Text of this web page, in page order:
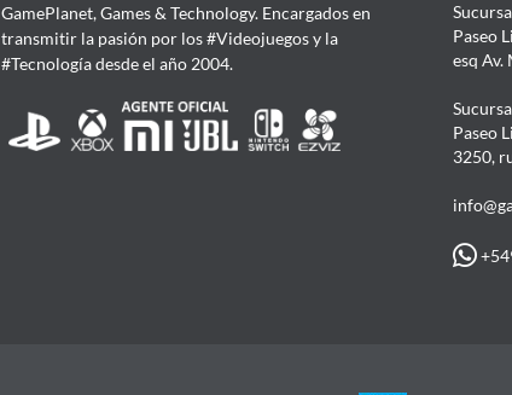
GamePlanet, Games & Technology. Encargados en
transmitir la pasión por los #Videojuegos y la
#Tecnología desde el año 2004.
Paseo
esq Av.
Paseo
3250,